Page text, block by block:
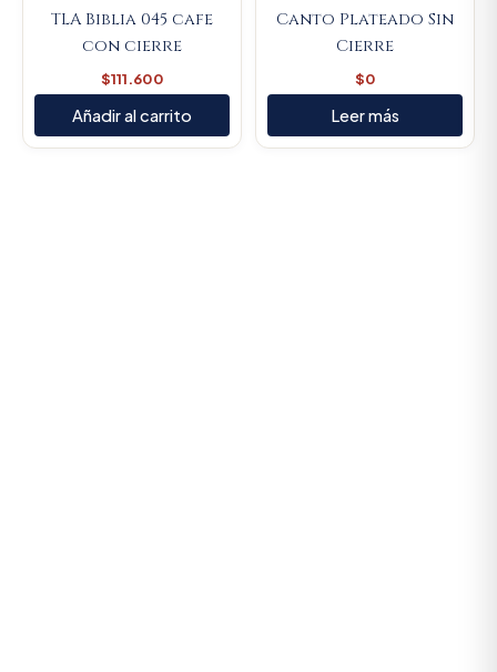
TLA Biblia 045 cafe
con cierre
$111.600
Añadir al carrito
Canto Plateado Sin
Cierre
$0
Leer más